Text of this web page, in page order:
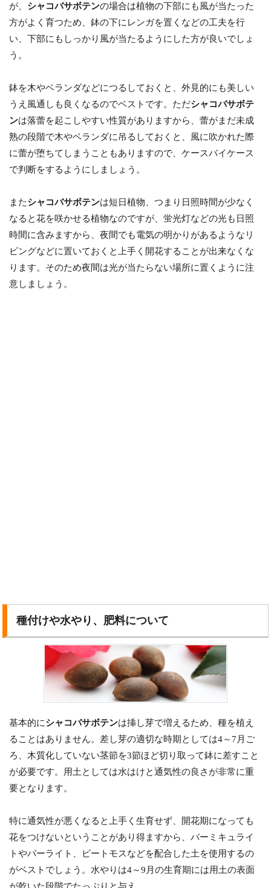
が、 シャコバサボテンの場合は植物の下部にも風が当たった
方がよく育つため、鉢の下にレンガを置くなどの工夫を行
い、下部にもしっかり風が当たるようにした方が良いでしょ
う。
鉢を木やベランダなどにつるしておくと、外見的にも美しい
うえ風通しも良くなるのでベストです。ただシャコバサボテ
ンは落蕾を起こしやすい性質がありますから、蕾がまだ未成
熟の段階で木やベランダに吊るしておくと、風に吹かれた際
に蕾が堕ちてしまうこともありますので、ケースバイケース
で判断をするようにしましょう。
またシャコバサボテンは短日植物、つまり日照時間が少なく
なると花を咲かせる植物なのですが、蛍光灯などの光も日照
時間に含みますから、夜間でも電気の明かりがあるようなリ
ビングなどに置いておくと上手く開花することが出来なくな
ります。そのため夜間は光が当たらない場所に置くように注
意しましょう。
種付けや水やり、肥料について
基本的にシャコバサボテンは挿し芽で増えるため、種を植え
ることはありません。差し芽の適切な時期としては4～7月ご
ろ、木質化していない茎節を3節ほど切り取って鉢に差すこと
が必要です。用土としては水はけと通気性の良さが非常に重
要となります。
特に通気性が悪くなると上手く生育せず、開花期になっても
花をつけないということがあり得ますから、バーミキュライ
トやパーライト、ピートモスなどを配合した土を使用するの
がベストでしょう。水やりは4～9月の生育期には用土の表面